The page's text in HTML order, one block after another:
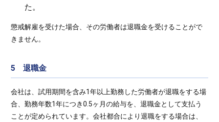
た。
懲戒解雇を受けた場合、その労働者は退職金を受けることがで
きません。
5 退職金
会社は、試用期間を含み1年以上勤務した労働者が退職をする場
合、勤務年数1年につき0.5ヶ月の給与を、退職金として支払う
ことが定められています。会社都合により退職をする場合は、